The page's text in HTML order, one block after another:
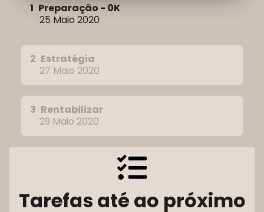
1 Preparação - 0K
25 Maio 2020
2 Estratégia
27 Maio 2020
3 Rentabilizar
29 Maio 2020
Tarefas até ao próximo